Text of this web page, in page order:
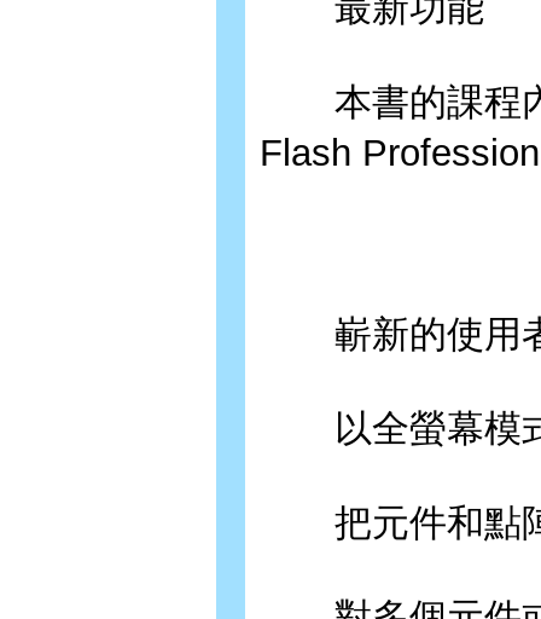
本書的課程內
Flash
嶄新的使用
以全螢幕模式
把元件和點陣